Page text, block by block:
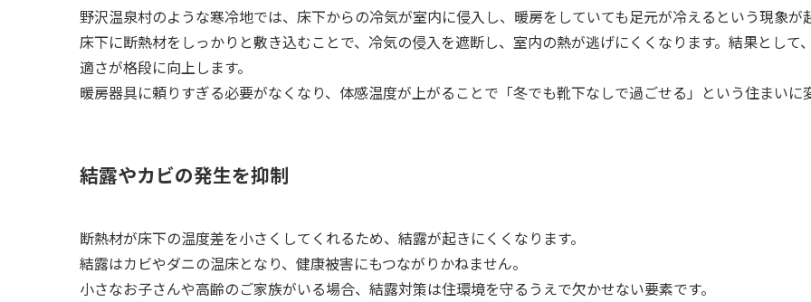
野沢温泉村のような寒冷地では、床下からの冷気が室内に侵入し、暖房をしていても足元が冷えるという現象が
床下に断熱材をしっかりと敷き込むことで、冷気の侵入を遮断し、室内の熱が逃げにくくなります。結果とし
適さが格段に向上します。
暖房器具に頼りすぎる必要がなくなり、体感温度が上がることで「冬でも靴下なしで過ごせる」という住まいに
結露やカビの発生を抑制
断熱材が床下の温度差を小さくしてくれるため、結露が起きにくくなります。
結露はカビやダニの温床となり、健康被害にもつながりかねません。
小さなお子さんや高齢のご家族がいる場合、結露対策は住環境を守るうえで欠かせない要素です。